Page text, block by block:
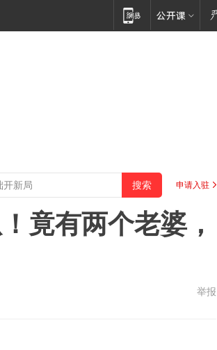
申请入驻
竟有两个老婆，
举报